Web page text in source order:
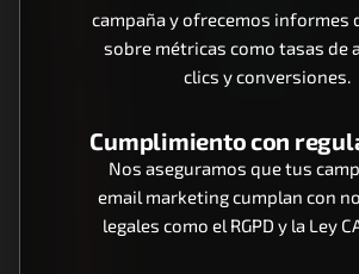
campaña y ofrecemos informes
sobre métricas como tasas de
clics y conversiones.
Cumplimiento con
Nos aseguramos que tus
email marketing cumplan con
legales como el RGPD y la Ley